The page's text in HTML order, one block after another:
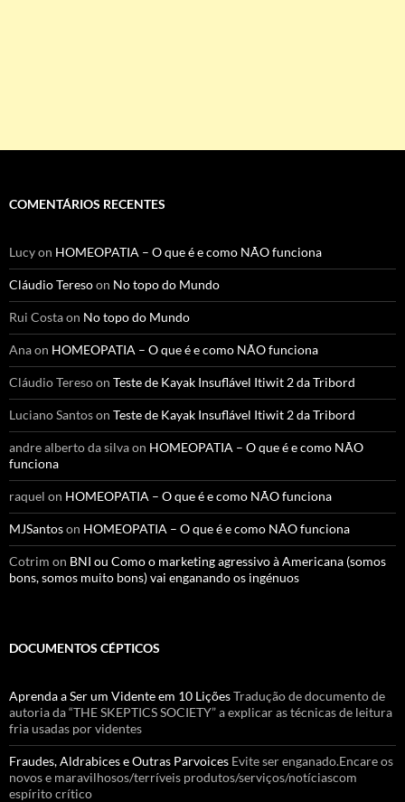
COMENTÁRIOS RECENTES
Lucyon HOMEOPATIA – O que é e como NÃO funciona
Cláudio Teresoon No topo do Mundo
Rui Costaon No topo do Mundo
Anaon HOMEOPATIA – O que é e como NÃO funciona
Cláudio Teresoon Teste de Kayak Insuflável Itiwit 2 da Tribord
Luciano Santoson Teste de Kayak Insuflável Itiwit 2 da Tribord
andre alberto da silvaon HOMEOPATIA – O que é e como NÃO
funciona
raquel on HOMEOPATIA – O que é e como NÃO funciona
MJSantoson HOMEOPATIA – O que é e como NÃO funciona
Cotrim on BNI ou Como o marketing agressivo à Americana (somos
bons, somos muito bons) vai enganando os ingénuos
DOCUMENTOS CÉPTICOS
Aprenda a Ser um Vidente em 10 LiçõesTradução de documento de
autoria da “THE SKEPTICS SOCIETY” a explicar as técnicas de leitura
fria usadas por videntes
Fraudes, Aldrabices e Outras Parvoices Evite ser enganado.Encare os
novos e maravilhosos/terríveis produtos/serviços/notíciascom
espírito crítico